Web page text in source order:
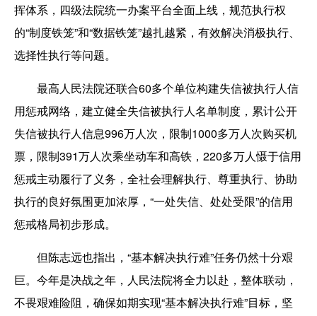
挥体系，四级法院统一办案平台全面上线，规范执行权
的“制度铁笼”和“数据铁笼”越扎越紧，有效解决消极执行、
选择性执行等问题。
最高人民法院还联合60多个单位构建失信被执行人信
用惩戒网络，建立健全失信被执行人名单制度，累计公开
失信被执行人信息996万人次，限制1000多万人次购买机
票，限制391万人次乘坐动车和高铁，220多万人慑于信用
惩戒主动履行了义务，全社会理解执行、尊重执行、协助
执行的良好氛围更加浓厚，“一处失信、处处受限”的信用
惩戒格局初步形成。
但陈志远也指出，“基本解决执行难”任务仍然十分艰
巨。今年是决战之年，人民法院将全力以赴，整体联动，
不畏艰难险阻，确保如期实现“基本解决执行难”目标，坚